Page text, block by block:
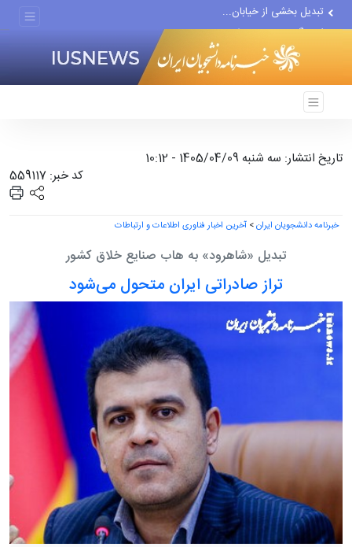
از سرگیری مجدد حملات یمن به...
وال‌استریت‌ژرونال: جنگ با...
افزایش قیمت نفت و افت...
بهروزآذر: زنان در آثار...
تاریخ انتشار: سه شنبه 1405/04/09 - 10:12
کد خبر: 559117
خبرنامه دانشجویان ایران> آخرین اخبار فناوری اطلاعات و ارتباطات
تبدیل «شاهرود» به هاب صنایع خلاق کشور
تراز صادراتی ایران متحول می‌شود